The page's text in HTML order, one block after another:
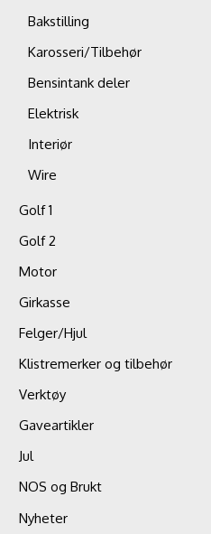
Bakstilling
Karosseri/Tilbehør
Bensintank deler
Elektrisk
Interiør
Wire
Golf 1
Golf 2
Motor
Girkasse
Felger/Hjul
Klistremerker og tilbehør
Verktøy
Gaveartikler
Jul
NOS og Brukt
Nyheter
Bremseskjold foran til skiver.
339,-